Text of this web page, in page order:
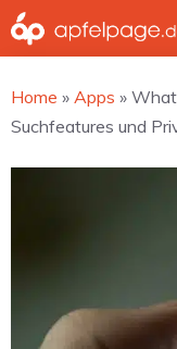
Zum
Inhalt
Home » Apps »
Suchfeatures und